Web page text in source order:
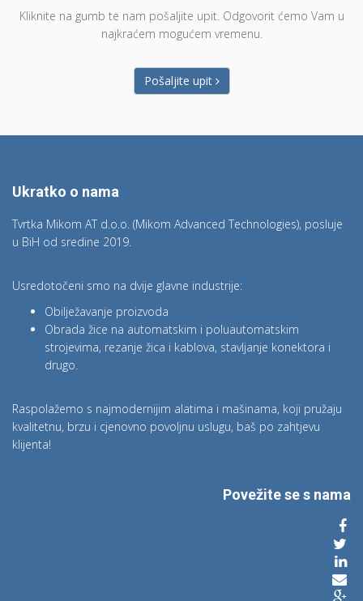
Kliknite na gumb te nam pošaljite upit. Odgovorit ćemo Vam u
najkraćem mogućem vremenu.
Pošaljite upit
Ukratko o nama
Tvrtka Mikom AT d.o.o. (Mikom Advanced Technologies), posluje
u BiH od sredine 2019.
Usredotočeni smo na dvije glavne industrije:
Obilježavanje proizvoda
Obrada žice na automatskim i poluautomatskim
strojevima, rezanje žica i kablova, stavljanje konektora i
drugo.
Raspolažemo s najmodernijim alatima i mašinama, koji pružaju
kvalitetnu, brzu i cjenovno povoljnu uslugu, baš po zahtjevu
klijenta!
Povežite se s nama